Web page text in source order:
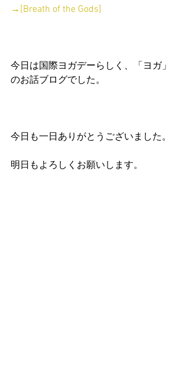
→ [Breath of the Gods]
今日は国際ヨガデーらしく、「ヨガ」
のお話ブログでした。
今日も一日ありがとうございました。
明日もよろしくお願いします。